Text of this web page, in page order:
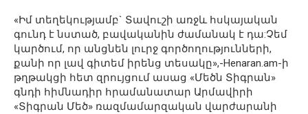
«Իմ տեղեկությամբ` Տավուշի առջև հսկայական
գունդ է նստած, բավականին ժամանակ է դա:Չեմ
կարծում, որ անցնեն լուրջ գործողությունների,
քանի որ լավ գիտեմ իրենց տեսակը»,-Henaran.am-ի
թղթակցի հետ զրույցում ասաց «Մեծն Տիգրան»
գնդի հիմնադիր հրամանատար Արմավիրի
«Տիգրան Մեծ» ռազմամարզական վարժարանի